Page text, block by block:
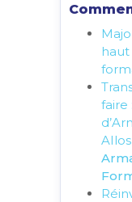
faire